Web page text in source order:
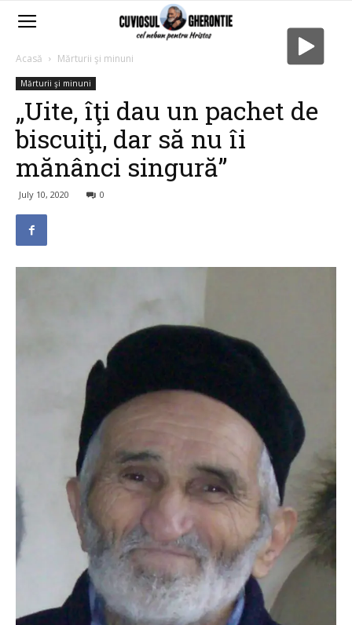
Acasă Mărturii şi minuni
Mărturii şi minuni
„Uite, îţi dau un pachet de
biscuiţi, dar să nu îi
mănânci singură”
July 10, 2020 0